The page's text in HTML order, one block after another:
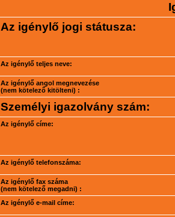
Az igénylő jogi státusza:
Az igénylő teljes neve:
Az igénylő angol megnevezése
(nem kötelező kitölteni) :
Személyi igazolvány szám:
Az igénylő címe:
Az igénylő telefonszáma:
Az igénylő fax száma
(nem kötelező megadni) :
Az igénylő e-mail címe: